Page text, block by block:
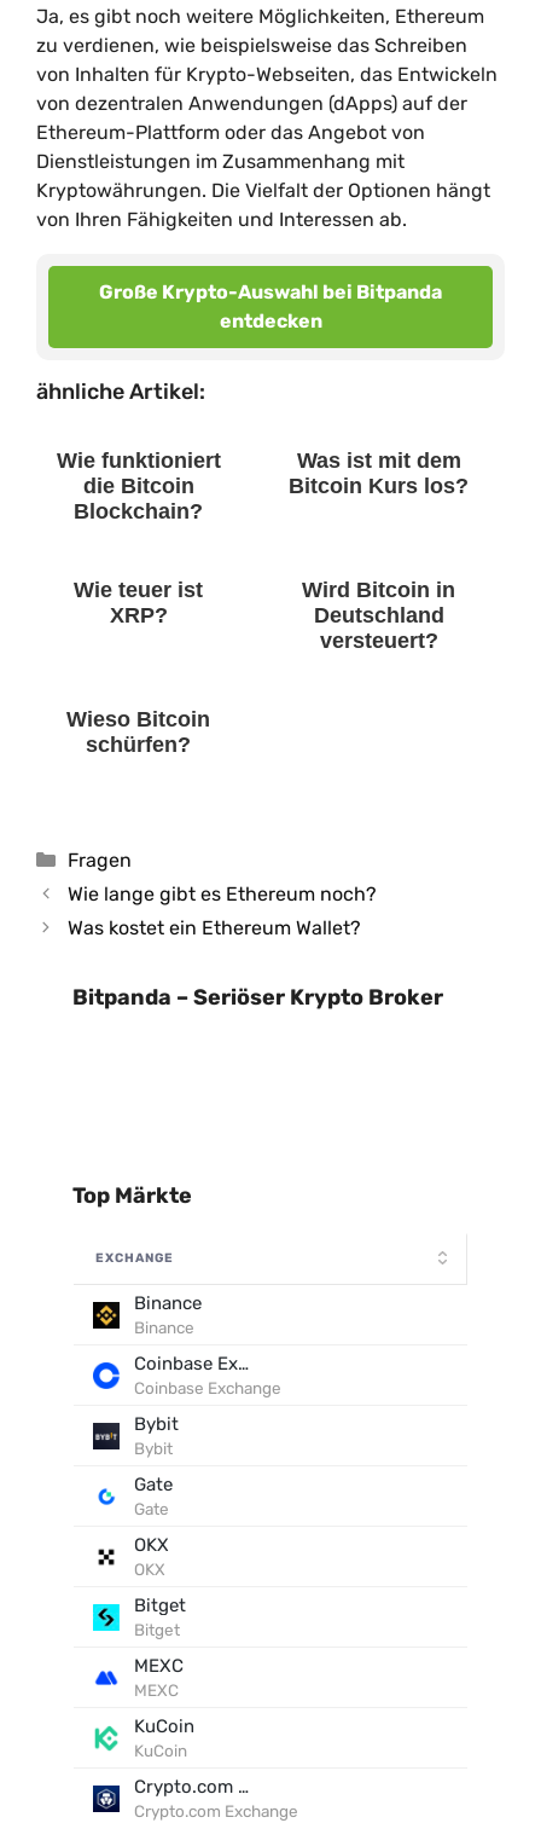
Ja, es gibt noch weitere Möglichkeiten, Ethereum
zu verdienen, wie beispielsweise das Schreiben
von Inhalten für Krypto-Webseiten, das Entwickeln
von dezentralen Anwendungen (dApps) auf der
Ethereum-Plattform oder das Angebot von
Dienstleistungen im Zusammenhang mit
Kryptowährungen. Die Vielfalt der Optionen hängt
von Ihren Fähigkeiten und Interessen ab.
Große Krypto-Auswahl bei Bitpanda
entdecken
ähnliche Artikel:
Wie funktioniert
die Bitcoin
Blockchain?
Was ist mit dem
Bitcoin Kurs los?
Wie teuer ist
XRP?
Wird Bitcoin in
Deutschland
versteuert?
Wieso Bitcoin
schürfen?
Kategorien
Fragen
Wie lange gibt es Ethereum noch?
Was kostet ein Ethereum Wallet?
Bitpanda – Seriöser Krypto Broker
Top Märkte
EXCHANGE
Binance
Binance
Coinbase Exchange
Coinbase Exchange
Bybit
Bybit
Gate
Gate
OKX
OKX
Bitget
Bitget
MEXC
MEXC
KuCoin
KuCoin
Crypto.com Exchange
Crypto.com Exchange